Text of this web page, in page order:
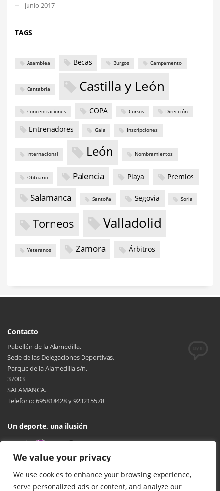
We value your privacy
We use cookies to enhance your browsing experience,
serve personalized ads or content, and analyze our
junio 2017
TAGS
Asamblea Becas Burgos Campamento
Cantabria Castilla y León
Concentraciones COPA Cursos Dirección
Entrenadores Gala Inscripciones
Internacional León Nombramientos
Obtuario Palencia Playa Premios
Salamanca Santoña Segovia Soria
Torneos Valladolid
Veteranos Zamora Árbitros
Contacto
Pabellón de la Alamedilla.
Sede de las Delegaciones Deportivas.
Parque de la Alamedilla s/n.
37003
SALAMANCA.
Telefono: 695818428 y 923215578
Un deporte, una ilusión